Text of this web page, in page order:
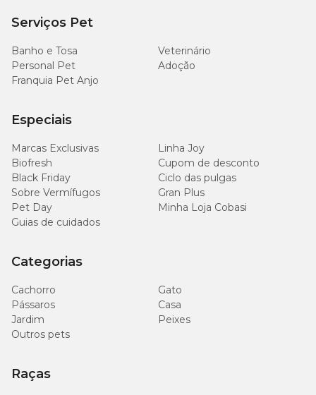
Serviços Pet
Banho e Tosa
Veterinário
Personal Pet
Adoção
Franquia Pet Anjo
Especiais
Marcas Exclusivas
Linha Joy
Biofresh
Cupom de desconto
Black Friday
Ciclo das pulgas
Sobre Vermífugos
Gran Plus
Pet Day
Minha Loja Cobasi
Guias de cuidados
Categorias
Cachorro
Gato
Pássaros
Casa
Jardim
Peixes
Outros pets
Raças